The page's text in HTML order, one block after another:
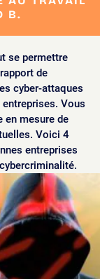
B.
se permettre
de
cyber-attaques
Vous
en mesure de
Voici 4
entreprises